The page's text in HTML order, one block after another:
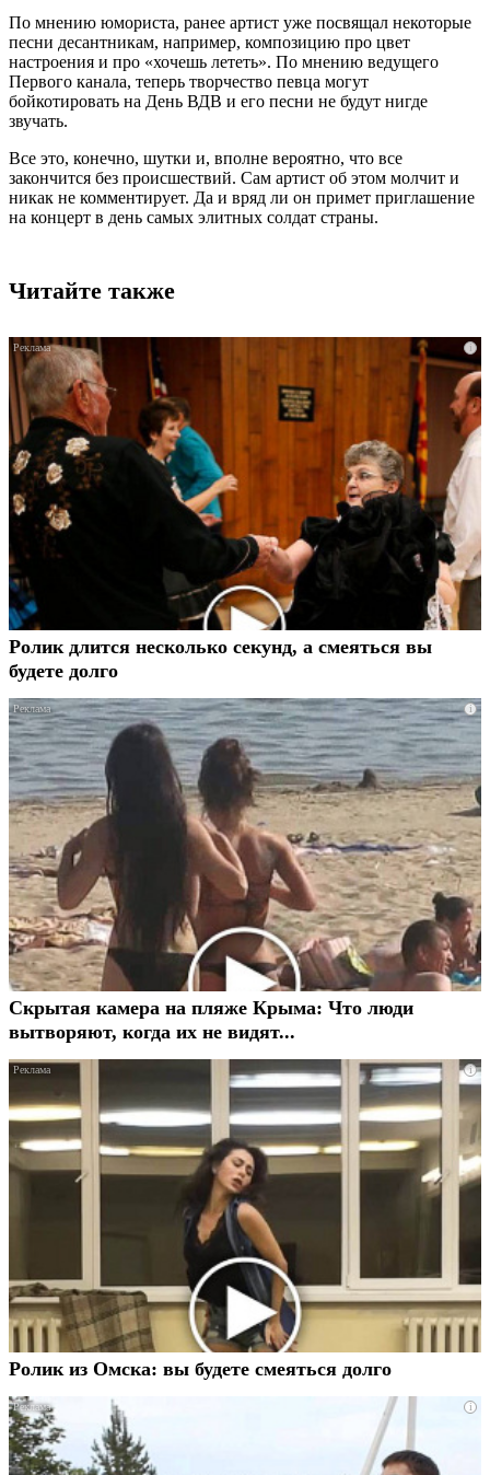
По мнению юмориста, ранее артист уже посвящал некоторые
песни десантникам, например, композицию про цвет
настроения и про «хочешь лететь». По мнению ведущего
Первого канала, теперь творчество певца могут
бойкотировать на День ВДВ и его песни не будут нигде
звучать.
Все это, конечно, шутки и, вполне вероятно, что все
закончится без происшествий. Сам артист об этом молчит и
никак не комментирует. Да и вряд ли он примет приглашение
на концерт в день самых элитных солдат страны.
Читайте также
i
Ролик длится несколько секунд, а смеяться вы
будете долго
i
Скрытая камера на пляже Крыма: Что люди
вытворяют, когда их не видят...
i
Ролик из Омска: вы будете смеяться долго
i